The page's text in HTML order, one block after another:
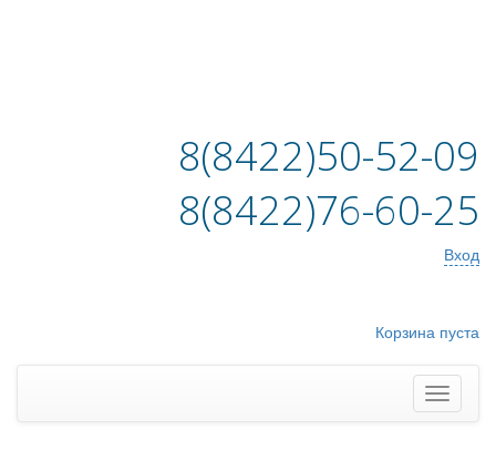
8(8422)50-52-09
8(8422)76-60-25
Вход
Корзина пуста